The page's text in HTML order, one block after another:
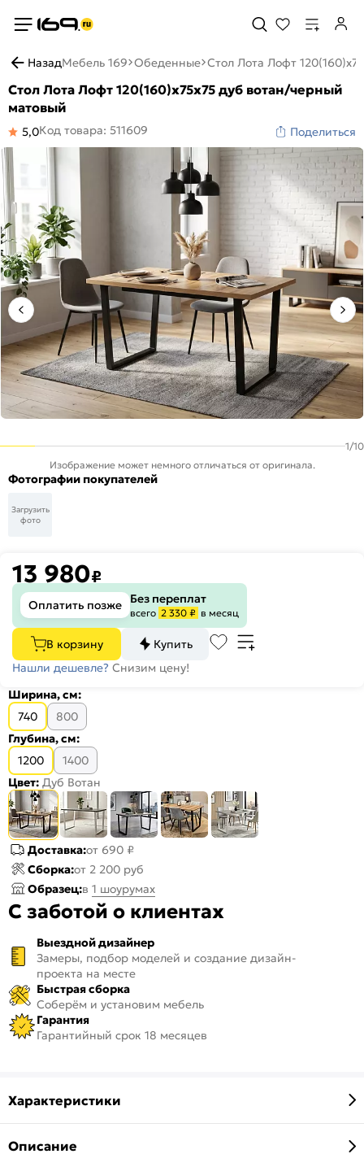
НазадМебель 169 Обеденные Стол Лота Лофт
Стол Лота Лофт 120(160)х75х75 дуб вотан/черный
матовый
5,0Код товара: 511609 Поделиться
1/10
Изображение может немного отличаться от оригинала.
Фотографии покупателей
Загрузить
фото
13 980₽
Оплатить позже Без переплат
всего 2 330 ₽ в месяц
В корзину
Купить
Нашли дешевле? Снизим цену!
Ширина, см:
740
800
Глубина, см:
1200
1400
Цвет: Дуб Вотан
Доставка:от 690 ₽
Сборка:от 2 200 руб
Образец:в 1 шоурумах
С заботой о клиентах
Выездной дизайнер
Замеры, подбор моделей и создание дизайн-
проекта на месте
Быстрая сборка
Соберём и установим мебель
Гарантия
Гарантийный срок 18 месяцев
Характеристики
Описание